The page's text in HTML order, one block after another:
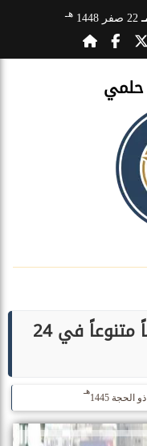
22 صفر 1448 هـ
تنفيذ 73912 حكماًَ قضائياً متنوعاً في 24
هـ